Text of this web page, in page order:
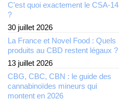
C’est quoi exactement le CSA-14
?
30 juillet 2026
La France et Novel Food : Quels
produits au CBD restent légaux ?
13 juillet 2026
CBG, CBC, CBN : le guide des
cannabinoïdes mineurs qui
montent en 2026